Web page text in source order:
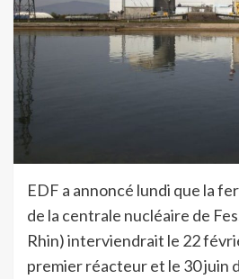
EDF a annoncé lundi que la
de la centrale nucléaire de
Rhin) interviendrait le 22
premier réacteur et le 30 juin